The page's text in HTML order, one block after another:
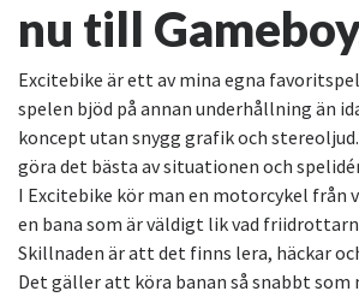
nu till
Excitebike är ett av mina egna
spelen bjöd på annan underhållning än
koncept utan snygg grafik och
göra det bästa av situationen och
I Excitebike kör man en motorcykel från
en bana som är väldigt lik vad
Skillnaden är att det finns lera, häckar
Det gäller att köra banan så snabbt